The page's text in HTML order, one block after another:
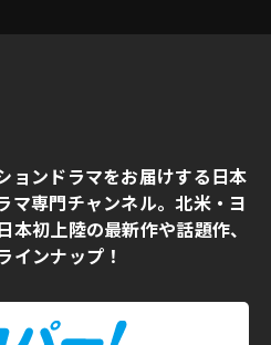
ョンドラマをお届けする日本
マ専門チャンネル。北米・ヨ
初上陸の最新作や話題作、
インナップ！